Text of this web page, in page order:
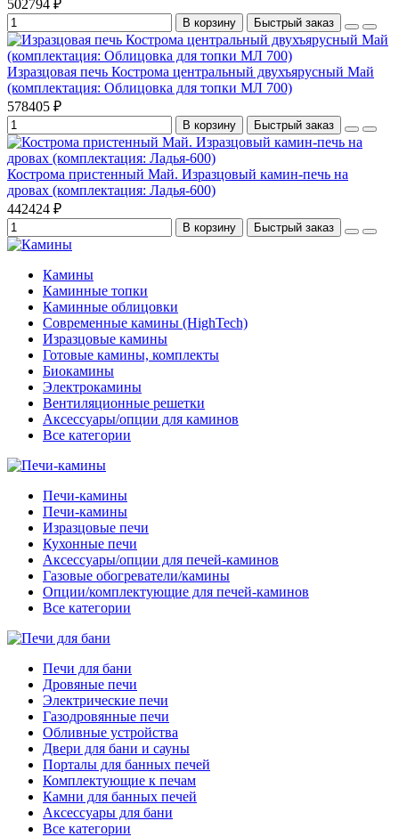
502794 ₽
В корзину Быстрый заказ
Изразцовая печь Кострома центральный двухъярусный Май
(комплектация: Облицовка для топки МЛ 700)
578405 ₽
В корзину Быстрый заказ
Кострома пристенный Май. Изразцовый камин-печь на
дровах (комплектация: Ладья-600)
442424 ₽
В корзину Быстрый заказ
Камины
Каминные топки
Каминные облицовки
Современные камины (HighTech)
Изразцовые камины
Готовые камины, комплекты
Биокамины
Электрокамины
Вентиляционные решетки
Аксессуары/опции для каминов
Все категории
Печи-камины
Печи-камины
Изразцовые печи
Кухонные печи
Аксессуары/опции для печей-каминов
Газовые обогреватели/камины
Опции/комплектующие для печей-каминов
Все категории
Печи для бани
Дровяные печи
Электрические печи
Газодровянные печи
Обливные устройства
Двери для бани и сауны
Порталы для банных печей
Комплектующие к печам
Камни для банных печей
Аксессуары для бани
Все категории